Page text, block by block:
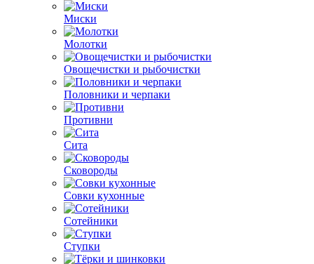
Миски
Молотки
Овощечистки и рыбочистки
Половники и черпаки
Противни
Сита
Сковороды
Совки кухонные
Сотейники
Ступки